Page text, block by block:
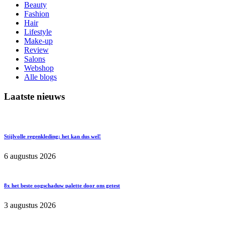
Beauty
Fashion
Hair
Lifestyle
Make-up
Review
Salons
Webshop
Alle blogs
Laatste nieuws
Stijlvolle regenkleding; het kan dus wel!
6 augustus 2026
8x het beste oogschaduw palette door ons getest
3 augustus 2026